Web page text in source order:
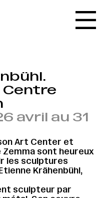
Centre
avril au 31
Art Center et
Zemma sont heureux
les sculptures
Krähenbühl,
sculpteur par